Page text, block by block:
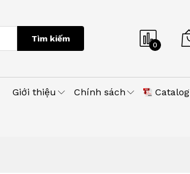
Tìm kiếm
0
Giới thiệu Chính sách Catalog